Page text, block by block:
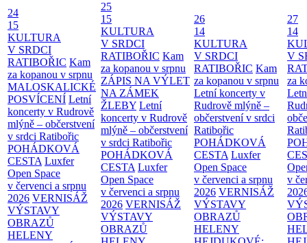
24
15
KULTURA
V SRDCI
RATIBOŘIC Kam
za kopanou v srpnu
MALOSKALICKÉ
POSVÍCENÍ Letní
koncerty v Rudrově
mlýně – občerstvení
v srdci Ratibořic
POHÁDKOVÁ
CESTA Luxfer
Open Space
v červenci a srpnu
2026 VERNISÁŽ
VÝSTAVY
OBRAZŮ
HELENY
25
15
KULTURA
V SRDCI
RATIBOŘIC Kam
za kopanou v srpnu
ZÁPIS NA VÝLET
NA ZÁMEK
ŽLEBY Letní
koncerty v Rudrově
mlýně – občerstvení
v srdci Ratibořic
POHÁDKOVÁ
CESTA Luxfer
Open Space
v červenci a srpnu
2026 VERNISÁŽ
VÝSTAVY
OBRAZŮ
26
14
KULTURA
V SRDCI
RATIBOŘIC Kam
za kopanou v srpnu
Letní koncerty v
Rudrově mlýně –
občerstvení v srdci
Ratibořic
POHÁDKOVÁ
CESTA Luxfer
Open Space
v červenci a srpnu
2026 VERNISÁŽ
VÝSTAVY
OBRAZŮ
HELENY
27
14
V
za
v